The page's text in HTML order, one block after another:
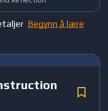
Begynn å lære